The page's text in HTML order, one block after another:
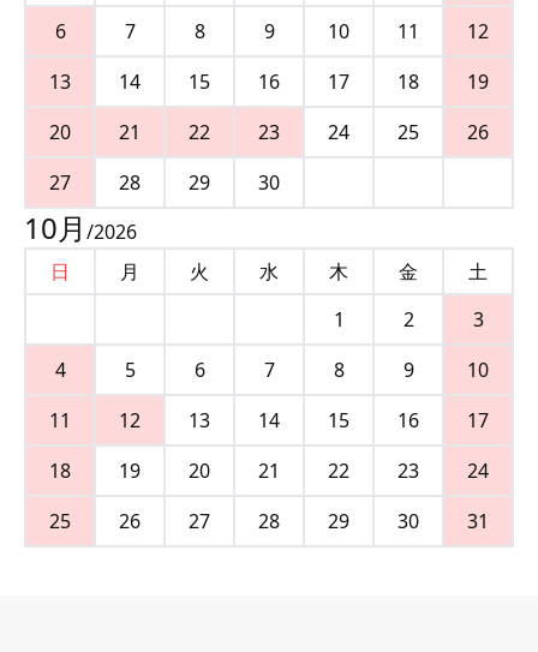
6
7 8 9 10 11
12
13
14 15 16 17 18
19
20
21 22 23 24 25
26
27
28 29 30
10月 /2026
日
月 火 水 木 金
土
1
2
3
4
5 6 7 8 9
10
11
12 13 14 15 16
17
18
19 20 21 22 23
24
25
26 27 28 29 30 31